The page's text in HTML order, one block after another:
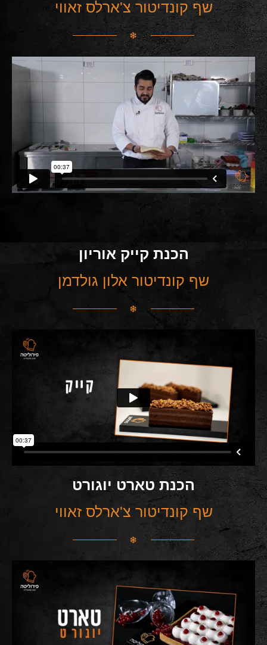
שף קונדיטור צ'ארלס זאווי
הכנת קייק אוריון
שף קונדיטור אלון גולדמן
הכנת טארט יוגורט
שף קונדיטור צ'ארלס זאווי